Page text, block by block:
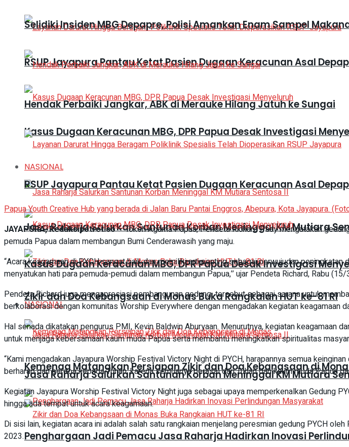
RSUP Jayapura Pantau Ketat Pasien Dugaan Keracunan Asal
Kasus Dugaan Keracunan MBG, DPR Papua Desak Investigasi
NASIONAL
Jasa Raharja Salurkan Santunan Korban Meninggal KM Mutiara
Zikir dan Doa Kebangsaan di Monas Buka Rangkaian HUT ke-81 RI
Kemenag Matangkan Persiapan Zikir dan Doa Kebangsaan di
Penghargaan Jadi Pemacu Jasa Raharja Hadirkan Inovasi
Selidiki Insiden MBG Depapre, Polisi Amankan Enam Sampel
Hendak Perbaiki Jangkar, ABK di Merauke Hilang Jatuh ke Sungai
RSUP Jayapura Pantau Ketat Pasien Dugaan Keracunan Asal
Kasus Dugaan Keracunan MBG, DPR Papua Desak Investigasi
NASIONAL
Jasa Raharja Salurkan Santunan Korban Meninggal KM Mutiara
Papua Youth Creative Hub yang berada di Jalan Baru Pantai Enggros, Abepura, Kota Jayapura.
JAYAPURA, Redaksipotret.co– Tokoh Agama Papua, Pendeta Richard Paay mengatakan
pemuda Papua dalam membangun Bumi Cenderawasih yang maju.
“Acara keagamaan di PYCH sangat baik dan memiliki arti penting sebagai perwujudan
menyatukan hati para pemuda-pemudi dalam membangun Papua,’’ ujar Pendeta Richard, Rabu
Pendeta Richard juga mengapresiasi pembangunan gedung tersebut sebagai sarana untuk
berkolaborasi dengan komunitas Worship Everywhere dengan mengadakan kegiatan keagamaan
Hal senada dikatakan pengurus PMI, Kevin Baldwin Aburyaan. Menurutnya, kegiatan keagamaan
untuk menjaga kebersamaan kaum muda Papua serta membantu meningkatkan spiritualitas
“Kami mengadakan Jayapura Worship Festival Victory Night di PYCH, harapannya semua
berharap dan berdoa kepada Tuhan, karena semuanya berasal dari Tuhan dan kaum muda Papua
Kegiatan Jayapura Worship Festival Victory Night juga sebagai upaya memperkenalkan Gedung
hingga ada tempat untuk acara keagamaan.
Di sisi lain, kegiatan acara ini adalah salah satu rangkaian menjelang peresmian gedung PYCH
2023.